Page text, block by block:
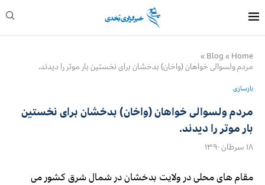
Home
»
Blog
»
مردم ولسوالی خواهان (واخان) بدخشان برای نخستین بار موتر را دیدند.
بازسازی
مردم ولسوالی خواهان (واخان) بدخشان برای نخستین
بار موتر را دیدند.
۱۸ سرطان ۱۳۹۰
مقام های محلی در ولایت بدخشان در شمال شرق کشور می